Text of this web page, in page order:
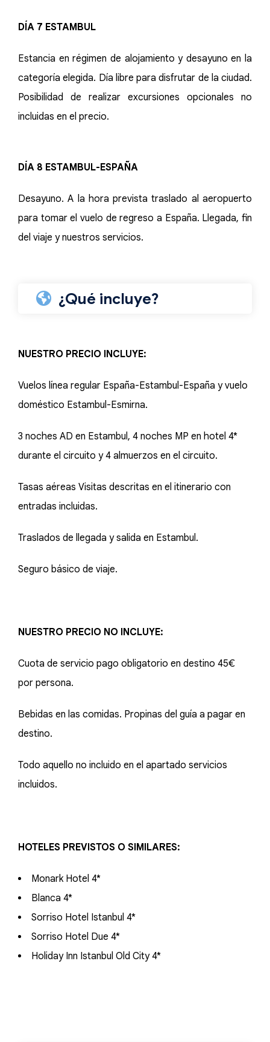
DÍA 7 ESTAMBUL
Estancia en régimen de alojamiento y desayuno en la
categoría elegida. Día libre para disfrutar de la ciudad.
Posibilidad de realizar excursiones opcionales no
incluidas en el precio.
DÍA 8 ESTAMBUL-ESPAÑA
Desayuno. A la hora prevista traslado al aeropuerto
para tomar el vuelo de regreso a España. Llegada, fin
del viaje y nuestros servicios.
¿Qué incluye?
NUESTRO PRECIO INCLUYE:
Vuelos línea regular España-Estambul-España y vuelo
doméstico Estambul-Esmirna.
3 noches AD en Estambul, 4 noches MP en hotel 4*
durante el circuito y 4 almuerzos en el circuito.
Tasas aéreas Visitas descritas en el itinerario con
entradas incluidas.
Traslados de llegada y salida en Estambul.
Seguro básico de viaje.
NUESTRO PRECIO NO INCLUYE:
Cuota de servicio pago obligatorio en destino 45€
por persona.
Bebidas en las comidas. Propinas del guía a pagar en
destino.
Todo aquello no incluido en el apartado servicios
incluidos.
HOTELES PREVISTOS O SIMILARES:
Monark Hotel 4*
Blanca 4*
Sorriso Hotel Istanbul 4*
Sorriso Hotel Due 4*
Holiday Inn Istanbul Old City 4*